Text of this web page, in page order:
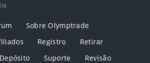
Sobre Olymptrade
Registro
Retirar
Depósito Suporte
Revisão